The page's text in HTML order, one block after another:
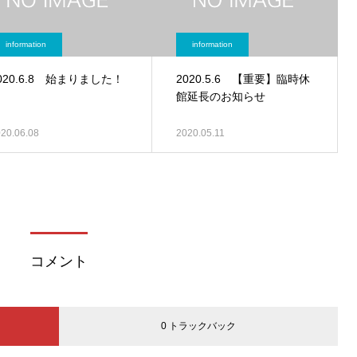
information
始まりました！
information
2020.5.6 【重要】臨時休
館延長のお知らせ
2020.05.11
コメント
0 トラックバック